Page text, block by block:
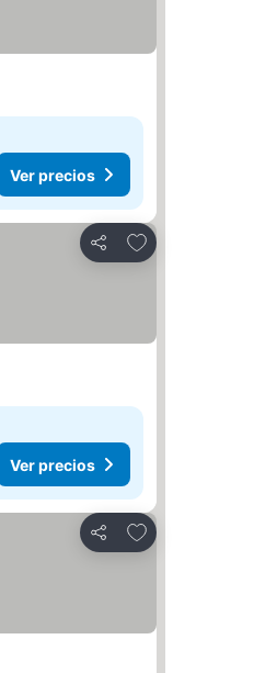
Ver precios
Compartir
Agregar a favoritos
Ver precios
Compartir
Agregar a favoritos